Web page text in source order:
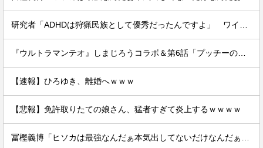
【速報】ひろゆき、離婚へｗｗｗ
【悲報】免許取りたての娘さん、猛者すぎて炎上するｗｗｗｗ